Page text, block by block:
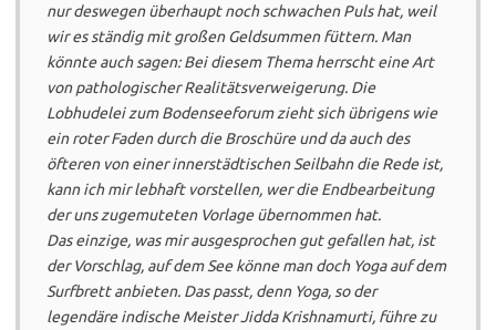
nur deswegen überhaupt noch schwachen Puls hat, weil
wir es ständig mit großen Geldsummen füttern. Man
könnte auch sagen: Bei diesem Thema herrscht eine Art
von pathologischer Realitätsverweigerung. Die
Lobhudelei zum Bodenseeforum zieht sich übrigens wie
ein roter Faden durch die Broschüre und da auch des
öfteren von einer innerstädtischen Seilbahn die Rede ist,
kann ich mir lebhaft vorstellen, wer die Endbearbeitung
der uns zugemuteten Vorlage übernommen hat.
Das einzige, was mir ausgesprochen gut gefallen hat, ist
der Vorschlag, auf dem See könne man doch Yoga auf dem
Surfbrett anbieten. Das passt, denn Yoga, so der
legendäre indische Meister Jidda Krishnamurti, führe zu